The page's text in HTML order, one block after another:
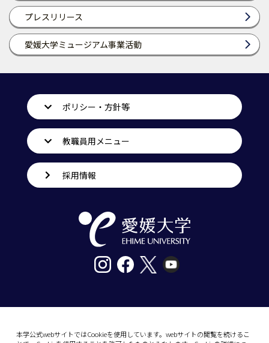
プレスリリース
愛媛大学ミュージアム事業活動
本学公式webサイトではCookieを使用しています。webサイトの閲覧を続けるこ
ポリシー・方針等
教職員用メニュー
採用情報